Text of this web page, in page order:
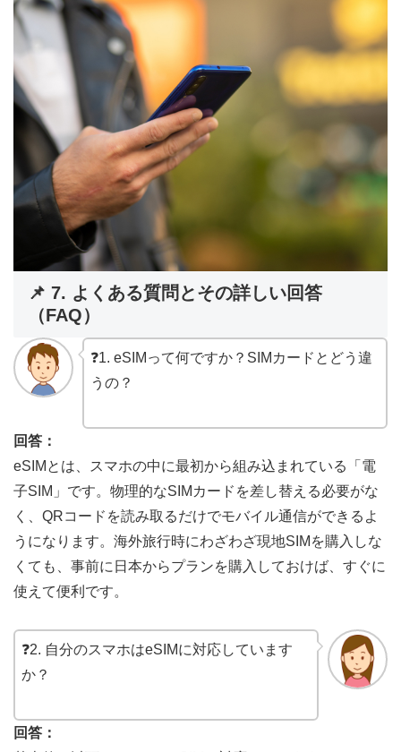
📌 7. よくある質問とその詳しい回答
（FAQ）
❓1. eSIMって何ですか？SIMカードとどう違
うの？
回答：
eSIMとは、スマホの中に最初から組み込まれている「電
子SIM」です。物理的なSIMカードを差し替える必要がな
く、QRコードを読み取るだけでモバイル通信ができるよ
うになります。海外旅行時にわざわざ現地SIMを購入しな
くても、事前に日本からプランを購入しておけば、すぐに
使えて便利です。
❓2. 自分のスマホはeSIMに対応しています
か？
回答：